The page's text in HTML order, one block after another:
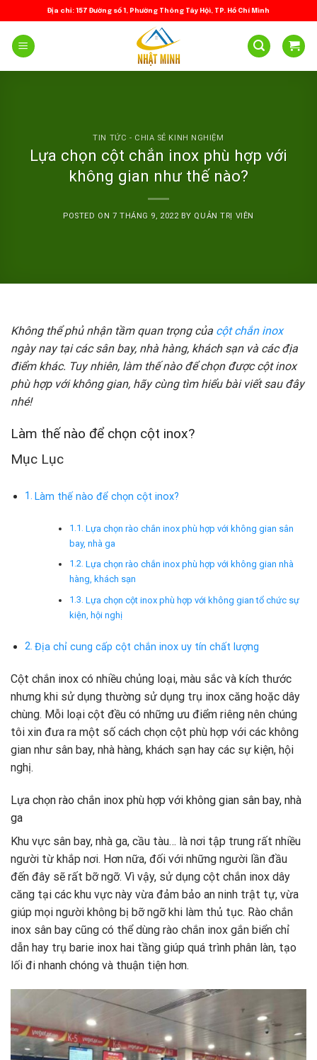
to
content
Địa chỉ: 157 Đường số 1, Phường Thông Tây Hội, TP. Hồ Chí Minh
TIN TỨC - CHIA SẺ KINH NGHIỆM
Lựa chọn cột chắn inox phù hợp với
không gian như thế nào?
POSTED ON 7 THÁNG 9, 2022BY QUẢN TRỊ VIÊN
Không thể phủ nhận tầm quan trọng của cột chắn inox
ngày nay tại các sân bay, nhà hàng, khách sạn và các địa
điểm khác. Tuy nhiên, làm thế nào để chọn được cột inox
phù hợp với không gian, hãy cùng tìm hiểu bài viết sau đây
nhé!
Làm thế nào để chọn cột inox?
Mục Lục
Làm thế nào để chọn cột inox?
Lựa chọn rào chắn inox phù hợp với không gian sân
bay, nhà ga
Lựa chọn rào chắn inox phù hợp với không gian nhà
hàng, khách sạn
Lựa chọn cột inox phù hợp với không gian tổ chức sự
kiện, hội nghị
Địa chỉ cung cấp cột chắn inox uy tín chất lượng
Cột chắn inox có nhiều chủng loại, màu sắc và kích thước
nhưng khi sử dụng thường sử dụng trụ inox căng hoặc dây
chùng. Mỗi loại cột đều có những ưu điểm riêng nên chúng
tôi xin đưa ra một số cách chọn cột phù hợp với các không
gian như sân bay, nhà hàng, khách sạn hay các sự kiện, hội
nghị.
Lựa chọn rào chắn inox phù hợp với không gian sân bay, nhà
ga
Khu vực sân bay, nhà ga, cầu tàu… là nơi tập trung rất nhiều
người từ khắp nơi. Hơn nữa, đối với những người lần đầu
đến đây sẽ rất bỡ ngỡ. Vì vậy, sử dụng cột chắn inox dây
căng tại các khu vực này vừa đảm bảo an ninh trật tự, vừa
giúp mọi người không bị bỡ ngỡ khi làm thủ tục. Rào chắn
inox sân bay cũng có thể dùng rào chắn inox gắn biển chỉ
dẫn hay trụ barie inox hai tầng giúp quá trình phân làn, tạo
lối đi nhanh chóng và thuận tiện hơn.